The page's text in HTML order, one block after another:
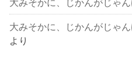
大みそかに、じかんがじゃ
大みそかに、じかんがじゃ
より